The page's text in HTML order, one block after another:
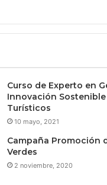
Curso de Experto en
Innovación
Turísticos
10 mayo, 2021
Campaña Promoción
Verdes
2 noviembre, 2020